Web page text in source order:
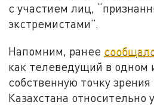
с участием лиц,
экстремистами”.
Напомним, ранее
как телеведущий в одном
собственную точку
Казахстана относительно